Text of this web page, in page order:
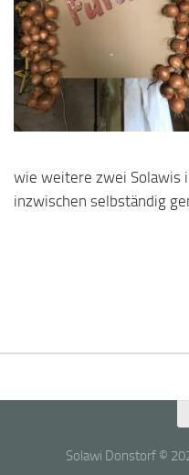
wie weitere zwei Solawis
inzwischen selbständig
Solawi Donstorf ©